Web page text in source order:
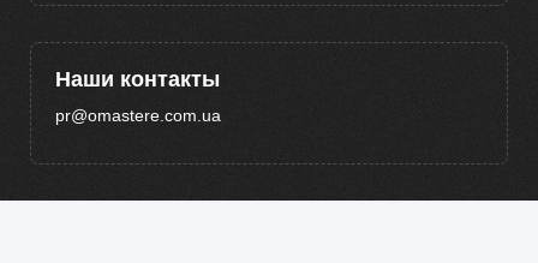
Наши контакты
pr@omastere.com.ua